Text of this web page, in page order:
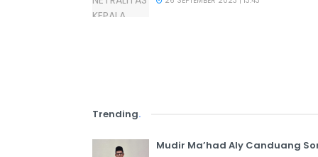
Trending.
Mudir Ma’had Aly Canduang